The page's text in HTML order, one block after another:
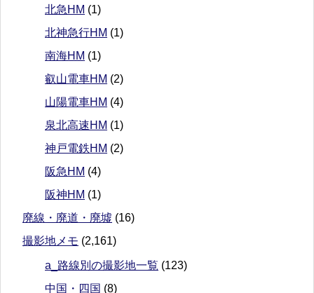
北急HM (1)
北神急行HM (1)
南海HM (1)
叡山電車HM (2)
山陽電車HM (4)
泉北高速HM (1)
神戸電鉄HM (2)
阪急HM (4)
阪神HM (1)
廃線・廃道・廃墟 (16)
撮影地メモ (2,161)
a_路線別の撮影地一覧 (123)
中国・四国 (8)